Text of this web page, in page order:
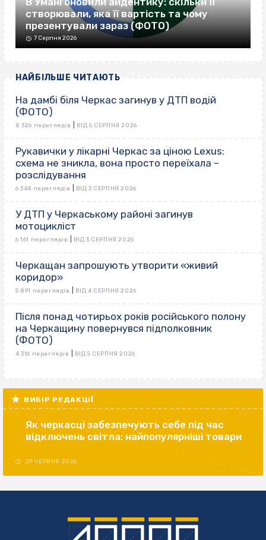
створювали, яка її вартість та чому
презентували зараз (ФОТО)
7 Серпня 2026
НАЙБІЛЬШЕ ЧИТАЮТЬ
На дамбі біля Черкас загинув у ДТП водій
(ФОТО)
8 326 переглядів ВІД 5 СЕРПНЯ 2026
Рукавички у лікарні Черкас за ціною Lexus:
схема не зникла, вона просто переїхала –
розслідування
6 344 переглядів ВІД 3 СЕРПНЯ 2026
У ДТП у Черкаському районі загинув
мотоцикліст
6 161 переглядів ВІД 3 СЕРПНЯ 2026
Черкащан запрошують утворити «живий
коридор»
5 891 переглядів ВІД 4 СЕРПНЯ 2026
Після понад чотирьох років російського полону
на Черкащину повернувся підполковник
(ФОТО)
4 316 переглядів ВІД 5 СЕРПНЯ 2026
ВИБІР РЕДАКЦІЇ
Як черкасці забезпечують себе під час
відключень світла: найпопулярніші товари
29 ЧЕРВНЯ 2026